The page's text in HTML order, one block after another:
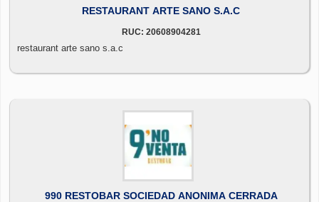
RESTAURANT ARTE SANO S.A.C
RUC: 20608904281
restaurant arte sano s.a.c
990 RESTOBAR SOCIEDAD ANONIMA CERRADA